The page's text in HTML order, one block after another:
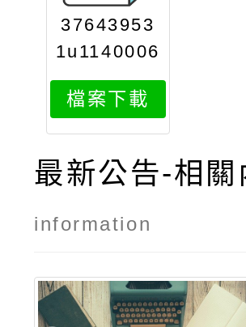
37643953
1u1140006
980attach
1
檔案下載
最新公告-相關
information